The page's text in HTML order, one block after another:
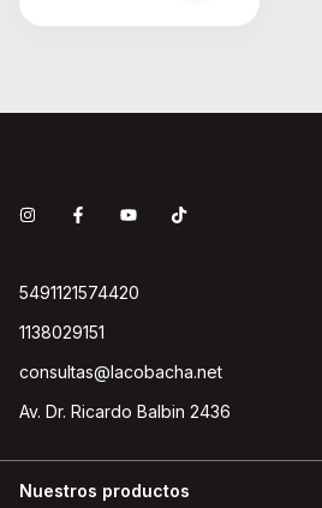
5491121574420
1138029151
consultas@lacobacha.net
Av. Dr. Ricardo Balbin 2436
Nuestros productos